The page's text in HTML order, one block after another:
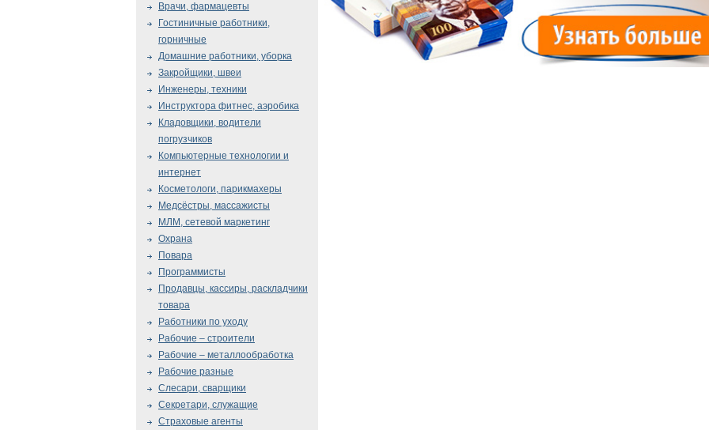
Врачи, фармацевты
Гостиничные работники,
горничные
Домашние работники, уборка
Закройщики, швеи
Инженеры, техники
Инструктора фитнес, аэробика
Кладовщики, водители
погрузчиков
Компьютерные технологии и
интернет
Косметологи, парикмахеры
Медсёстры, массажисты
МЛМ, сетевой маркетинг
Охрана
Повара
Программисты
Продавцы, кассиры, раскладчики
товара
Работники по уходу
Рабочие – строители
Рабочие – металлообработка
Рабочие разные
Слесари, сварщики
Секретари, служащие
Страховые агенты